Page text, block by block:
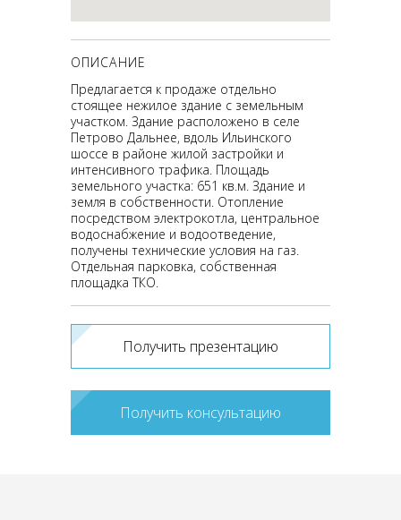
ОПИСАНИЕ
Предлагается к продаже отдельно
стоящее нежилое здание с земельным
участком. Здание расположено в селе
Петрово Дальнее, вдоль Ильинского
шоссе в районе жилой застройки и
интенсивного трафика. Площадь
земельного участка: 651 кв.м. Здание и
земля в собственности. Отопление
посредством электрокотла, центральное
водоснабжение и водоотведение,
получены технические условия на газ.
Отдельная парковка, собственная
площадка ТКО.
Получить презентацию
Получить консультацию